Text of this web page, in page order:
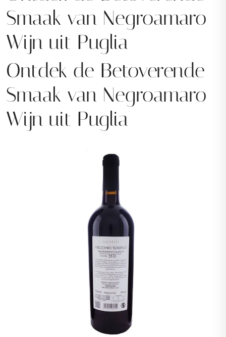
Smaak van Negroamaro
Wijn uit Puglia
Ontdek de Betoverende
Smaak van Negroamaro
Wijn uit Puglia